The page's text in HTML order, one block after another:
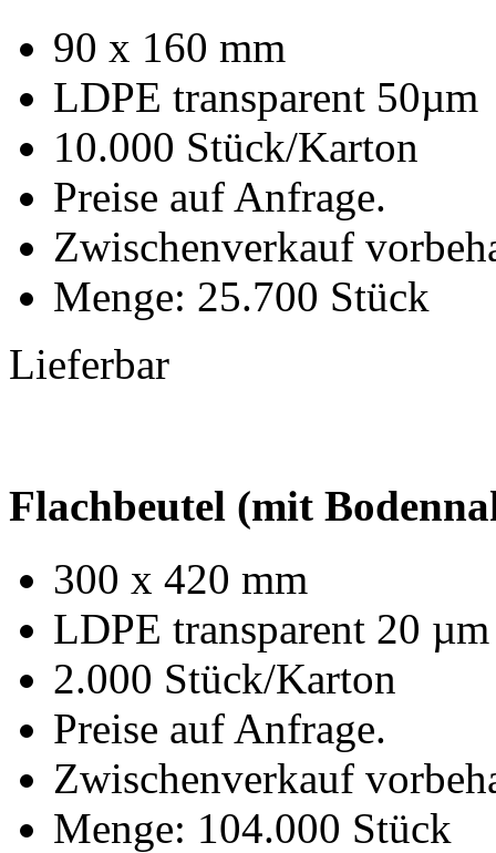
90 x 160 mm
LDPE transparent 50µm
10.000 Stück/Karton
Preise auf Anfrage.
Zwischenverkauf
Menge: 25.700 Stück
Lieferbar
Flachbeutel (mit
300 x 420 mm
LDPE transparent 20 µm
2.000 Stück/Karton
Preise auf Anfrage.
Zwischenverkauf
Menge: 104.000 Stück